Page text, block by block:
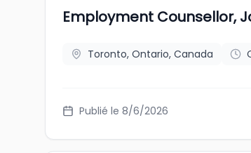
Employment Counsellor,
Toronto, Ontario, Canada
Publié le 8/6/2026